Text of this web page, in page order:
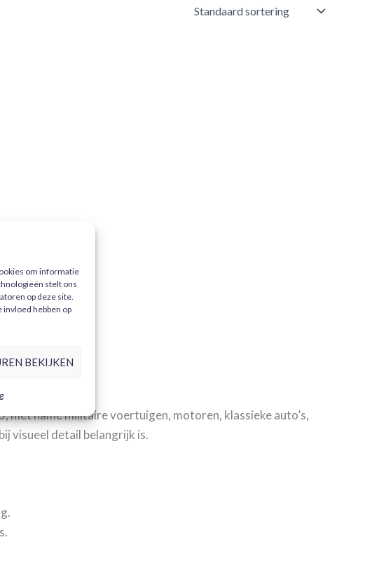
om informatie
stelt ons
op deze site.
hebben op
BEKIJKEN
met name militaire voertuigen, motoren, klassieke auto’s,
visueel detail belangrijk is.